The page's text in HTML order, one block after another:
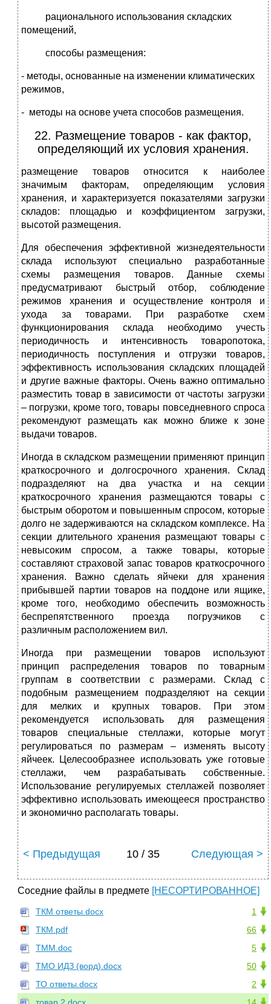
рационального использования складских
помещений,
способы размещения:
- методы, основанные на изменении климатических
режимов,
- методы на основе учета способов размещения.
22. Размещение товаров - как фактор,
определяющий их условия хранения.
размещение товаров относится к наиболее
значимым факторам, определяющим условия
хранения, и характеризуется показателями загрузки
складов: площадью и коэффициентом загрузки,
высотой размещения.
Для обеспечения эффективной жизнедеятельности
склада используют специально разработанные
схемы размещения товаров. Данные схемы
предусматривают быстрый отбор, соблюдение
режимов хранения и осуществление контроля и
ухода за товарами. При разработке схем
функционирования склада необходимо учесть
периодичность и интенсивность товаропотока,
периодичность поступления и отгрузки товаров,
эффективность использования складских площадей
и другие важные факторы. Очень важно оптимально
разместить товар в зависимости от частоты загрузки
– погрузки, кроме того, товары повседневного спроса
рекомендуют размещать как можно ближе к зоне
выдачи товаров.
Иногда в складском размещении применяют принцип
краткосрочного и долгосрочного хранения. Склад
подразделяют на два участка и на секции
краткосрочного хранения размещаются товары с
быстрым оборотом и повышенным спросом, которые
долго не задерживаются на складском комплексе. На
секции длительного хранения размещают товары с
невысоким спросом, а также товары, которые
составляют страховой запас товаров краткосрочного
хранения. Важно сделать яйчеки для хранения
прибывшей партии товаров на поддоне или ящике,
кроме того, необходимо обеспечить возможность
беспрепятственного проезда погрузчиков с
различным расположением вил.
Иногда при размещении товаров используют
принцип распределения товаров по товарным
группам в соответствии с размерами. Склад с
подобным размещением подразделяют на секции
для мелких и крупных товаров. При этом
рекомендуется использовать для размещения
товаров специальные стеллажи, которые могут
регулироваться по размерам – изменять высоту
яйчеек. Целесообразнее использовать уже готовые
стеллажи, чем разрабатывать собственные.
Использование регулируемых стеллажей позволяет
эффективно использовать имеющееся пространство
и экономично располагать товары.
< Предыдущая 10 / 35 Следующая >
Соседние файлы в предмете [НЕСОРТИРОВАННОЕ]
1
ТКМ ответы.docx
66
ТКМ.pdf
5
ТММ.doc
50
ТМО ИДЗ (ворд).docx
2
ТО ответы.docx